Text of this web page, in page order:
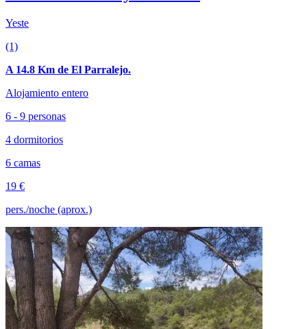
Yeste
(1)
A 14.8 Km de El Parralejo.
Alojamiento entero
6 - 9 personas
4 dormitorios
6 camas
19 €
pers./noche (aprox.)